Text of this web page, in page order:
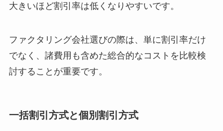
大きいほど割引率は低くなりやすいです。
ファクタリング会社選びの際は、単に割引率だけ
でなく、諸費用も含めた総合的なコストを比較検
討することが重要です。
一括割引方式と個別割引方式